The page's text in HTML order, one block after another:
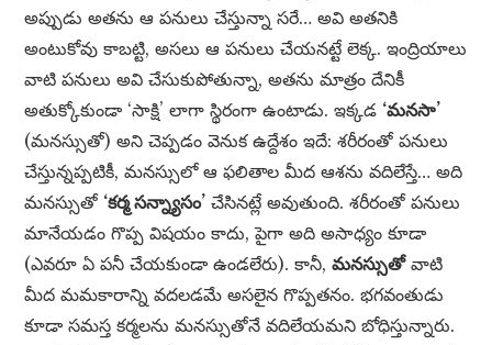
అప్పుడు అతను ఆ పనులు చేస్తున్నా సరే… అవి అతనికి
అంటుకోవు కాబట్టి, అసలు ఆ పనులు చేయనట్టే లెక్క. ఇంద్రియాలు
వాటి పనులు అవి చేసుకుపోతున్నా, అతను మాత్రం దేనికీ
అతుక్కోకుండా ‘సాక్షి’ లాగా స్థిరంగా ఉంటాడు. ఇక్కడ ‘మనసా’
(మనస్సుతో) అని చెప్పడం వెనుక ఉద్దేశం ఇదే: శరీరంతో పనులు
చేస్తున్నప్పటికీ, మనస్సులో ఆ ఫలితాల మీద ఆశను వదిలేస్తే… అది
మనస్సుతో ‘కర్మ సన్న్యాసం’ చేసినట్లే అవుతుంది. శరీరంతో పనులు
మానేయడం గొప్ప విషయం కాదు, పైగా అది అసాధ్యం కూడా
(ఎవరూ ఏ పనీ చేయకుండా ఉండలేరు). కానీ,మనస్సుతోవాటి
మీద మమకారాన్ని వదలడమే అసలైన గొప్పతనం. భగవంతుడు
కూడా సమస్త కర్మలను మనస్సుతోనే వదిలేయమని బోధిస్తున్నారు.